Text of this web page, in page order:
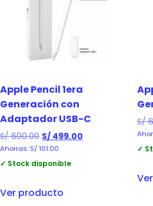
Apple Pencil 1era
Generación con
Adaptador USB-C
S/600.00 S/ 499.00
Ahorras: S/101.00
✓ Stock disponible
Ver producto
S/
✓